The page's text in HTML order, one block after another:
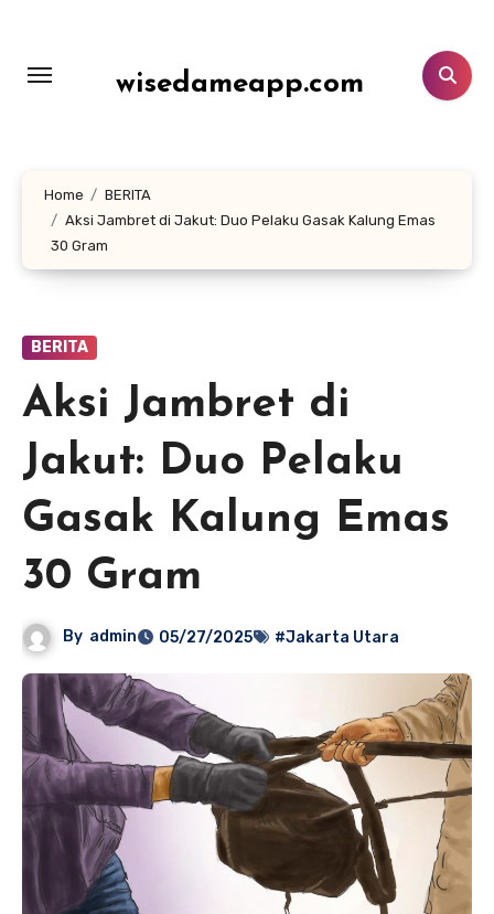
konten
wisedameapp.com
Home
BERITA
Aksi Jambret di Jakut: Duo Pelaku Gasak Kalung Emas
30 Gram
BERITA
Aksi Jambret di
Jakut: Duo Pelaku
Gasak Kalung Emas
30 Gram
By admin 05/27/2025 #Jakarta Utara